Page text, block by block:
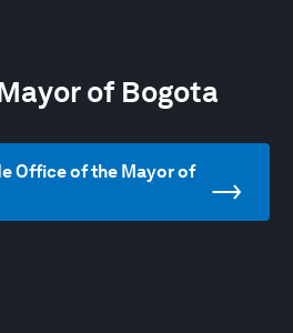
of Bogota
Office of the Mayor of